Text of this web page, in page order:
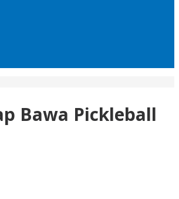
Bawa Pickleball